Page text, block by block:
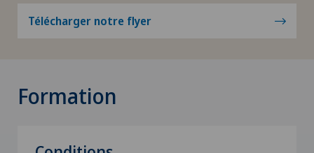
Télécharger notre flyer
Formation